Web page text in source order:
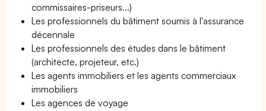
commissaires-priseurs...)
Les professionnels du bâtiment soumis à l'assurance
décennale
Les professionnels des études dans le bâtiment
(architecte, projeteur, etc.)
Les agents immobiliers et les agents commerciaux
immobiliers
Les agences de voyage